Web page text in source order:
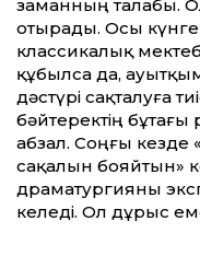
заманның талабы.
отырады. Осы
классикалық
құбылса да,
дәстүрі сақталуға
бәйтеректің
абзал. Соңғы
сақалын бояйтын»
драматургияны
келеді. Ол дұрыс